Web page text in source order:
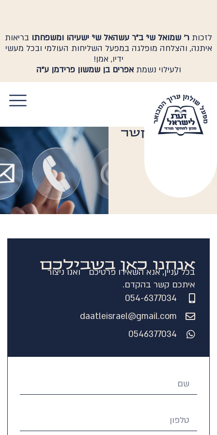
לזכות ר' שמואל שי' ב"ר עשהאל שי' ישעיהו ומשפחתו בריאות
איתנה, והצלחה מופלגה במפעל השליחות העולמי ובכל מעשי
ידיו, אמן!
ולעילוי נשמתאפרים בן שמשון פרידמן ע"ה
יצירת קשר
אנחנו כאן בשבילכם
בכל עניין, אנא השאירו פרטיכם ואנו ניצור
איתכם קשר בהקדם.
054-6377034
daatleisrael@gmail.com
0546377034